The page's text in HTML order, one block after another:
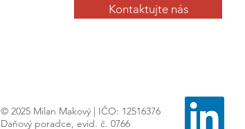
Kontaktujte nás
© 2025 Milan Makový | IČO: 12516376
Daňový poradce, evid. č. 0766